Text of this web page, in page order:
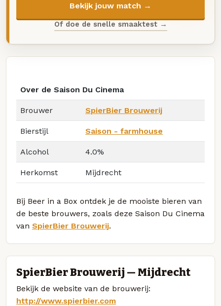
Bekijk jouw match →
Of doe de snelle smaaktest →
Over de Saison Du Cinema
Brouwer SpierBier Brouwerij
Bierstijl Saison - farmhouse
Alcohol 4.0%
Herkomst Mijdrecht
Bij Beer in a Box ontdek je de mooiste bieren van
de beste brouwers, zoals deze Saison Du Cinema
van SpierBier Brouwerij.
SpierBier Brouwerij — Mijdrecht
Bekijk de website van de brouwerij:
http://www.spierbier.com